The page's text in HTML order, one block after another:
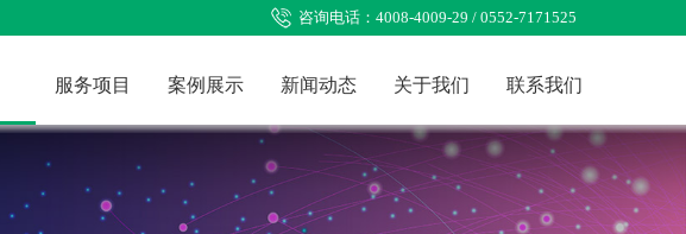
咨询电话：4008-4009-29 / 0552-7171525
服务项目 案例展示 新闻动态 关于我们 联系我们